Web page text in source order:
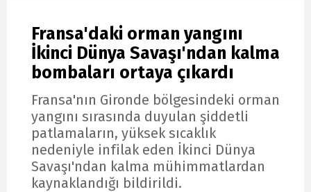
Fransa'daki orman yangını
İkinci Dünya Savaşı'ndan kalma
bombaları ortaya çıkardı
Fransa'nın Gironde bölgesindeki orman
yangını sırasında duyulan şiddetli
patlamaların, yüksek sıcaklık
nedeniyle infilak eden İkinci Dünya
Savaşı'ndan kalma mühimmatlardan
kaynaklandığı bildirildi.